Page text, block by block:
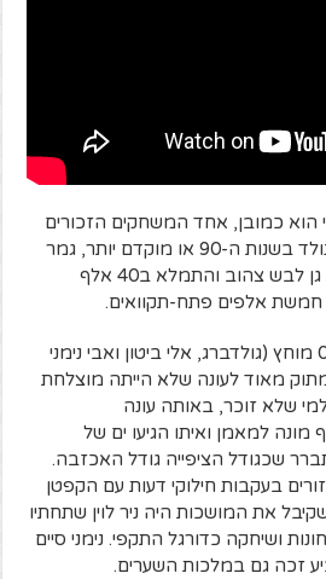
הוא כמובן, אחד המשחקים הזכורים
ביותר לכל אוהד מכבי שנולד בשנות ה-90 או מוקדם יותר, גמר
גביע 2001. אצטדיון רמת גן לבש צהוב והתמלא ב40 אלף
חמשת אלפים פתח-תקוואים.
הצהובים טיילו בדרך ל0-3 מוחץ (גולדברג, אלי ביטון ואבי נימני
מאוד לעונה שלא הייתה מוצלחת
שלא זוכר, באותה עונה
שרף מונה למאמן ואיתו הגיעו ים של
שכגודל הציפייה גודל האכזבה.
בעקבות חילוקי דעות עם הקפטן
את המושכות היה ניר לוין שתחתיו
ושיחקה כדורגל התקפי. נימני סיים